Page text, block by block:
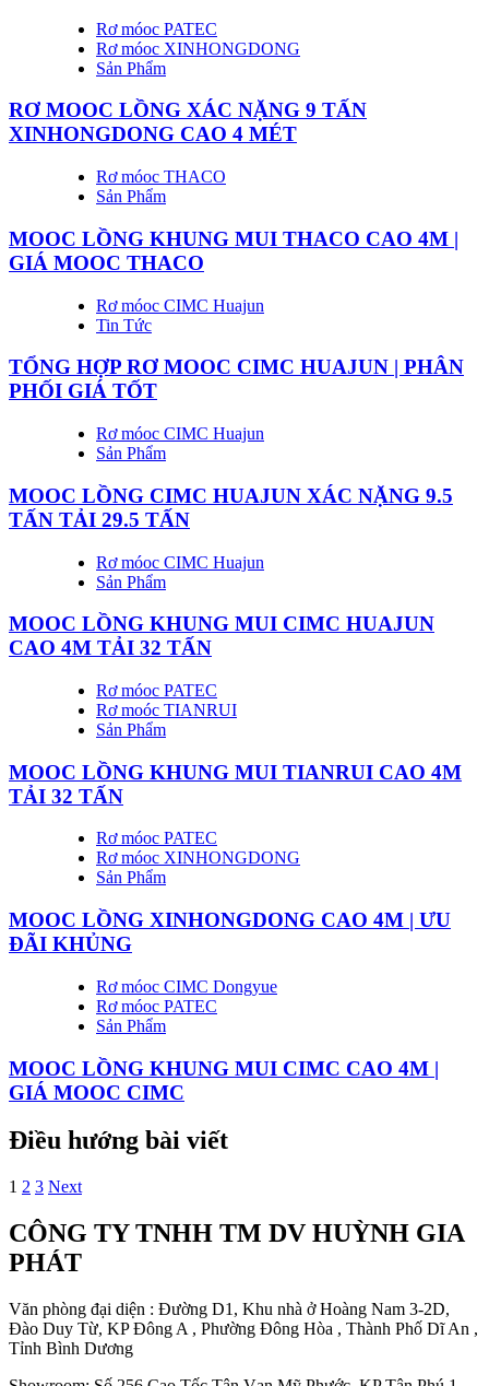
Rơ móoc PATEC
Rơ móoc XINHONGDONG
Sản Phẩm
RƠ MOOC LỒNG XÁC NẶNG 9 TẤN
XINHONGDONG CAO 4 MÉT
Rơ móoc THACO
Sản Phẩm
MOOC LỒNG KHUNG MUI THACO CAO 4M |
GIÁ MOOC THACO
Rơ móoc CIMC Huajun
Tin Tức
TỔNG HỢP RƠ MOOC CIMC HUAJUN | PHÂN
PHỐI GIÁ TỐT
Rơ móoc CIMC Huajun
Sản Phẩm
MOOC LỒNG CIMC HUAJUN XÁC NẶNG 9.5
TẤN TẢI 29.5 TẤN
Rơ móoc CIMC Huajun
Sản Phẩm
MOOC LỒNG KHUNG MUI CIMC HUAJUN
CAO 4M TẢI 32 TẤN
Rơ móoc PATEC
Rơ moóc TIANRUI
Sản Phẩm
MOOC LỒNG KHUNG MUI TIANRUI CAO 4M
TẢI 32 TẤN
Rơ móoc PATEC
Rơ móoc XINHONGDONG
Sản Phẩm
MOOC LỒNG XINHONGDONG CAO 4M | ƯU
ĐÃI KHỦNG
Rơ móoc CIMC Dongyue
Rơ móoc PATEC
Sản Phẩm
MOOC LỒNG KHUNG MUI CIMC CAO 4M |
GIÁ MOOC CIMC
Điều hướng bài viết
1 2 3 Next
CÔNG TY TNHH TM DV HUỲNH GIA
PHÁT
Văn phòng đại diện : Đường D1, Khu nhà ở Hoàng Nam 3-2D,
Đào Duy Từ, KP Đông A , Phường Đông Hòa , Thành Phố Dĩ An ,
Tỉnh Bình Dương